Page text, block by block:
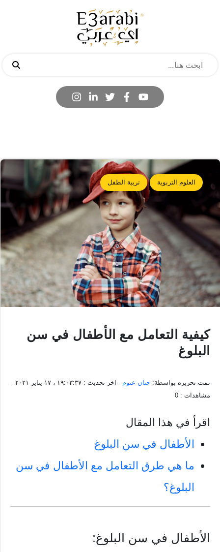
العلوم التربوية تربية الطفل
كيفية التعامل مع الأطفال في سن
البلوغ
تمت تحريره بواسطة: حنان عتوم - اخر تحديث : ١٩:٠٣:٣٧ ، ١٧ يناير ٢٠٢١
-
مشاهدات : 0
اقرأ في هذا المقال
الأطفال في سن البلوغ
ما هي طرق التعامل مع الأطفال في سن
البلوغ؟
الأطفال في سن البلوغ: